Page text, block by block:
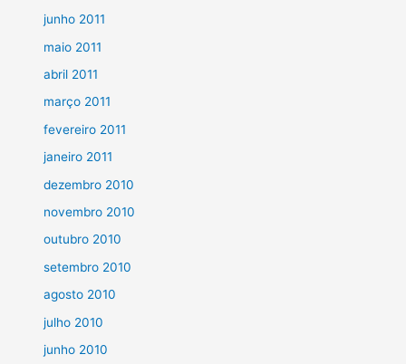
junho 2011
maio 2011
abril 2011
março 2011
fevereiro 2011
janeiro 2011
dezembro 2010
novembro 2010
outubro 2010
setembro 2010
agosto 2010
julho 2010
junho 2010